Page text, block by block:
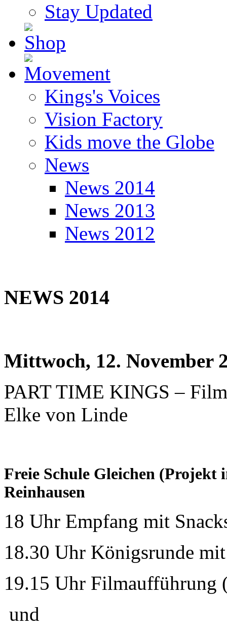
Stay Updated
Kings's Voices
Vision Factory
Kids move the Globe
News
News 2014
News 2013
News 2012
NEWS 2014
Mittwoch, 12. November
PART TIME KINGS –
Elke von Linde
Freie Schule Gleichen
Reinhausen
18 Uhr Empfang mit
18.30 Uhr Königsrunde
19.15 Uhr Filmaufführung
und